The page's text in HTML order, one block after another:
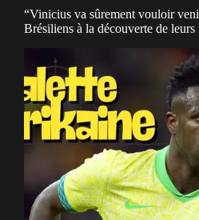
“Vinicius va sûrement vouloir
Brésiliens à la découverte de leurs